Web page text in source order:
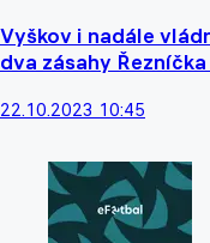
Vyškov i nadále
dva zásahy
22.10.2023 10:45